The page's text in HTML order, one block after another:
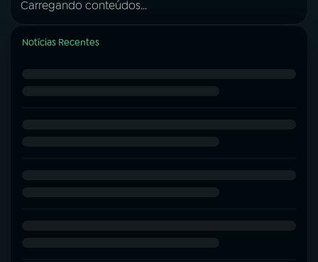
Carregando conteúdos...
Notícias Recentes